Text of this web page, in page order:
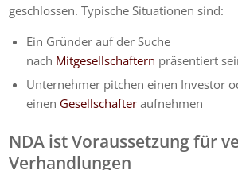
geschlossen. Typische Situationen sind:
Ein Gründer auf der Suche
nach Mitgesellschaftern präsentiert
Unternehmer pitchen einen Investor
einen Gesellschafter aufnehmen
NDA ist Voraussetzung für
Verhandlungen